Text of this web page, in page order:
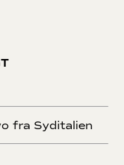
fra Syditalien